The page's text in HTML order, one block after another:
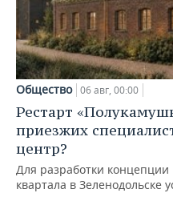
Общество 06 авг, 00:00
Рестарт
приезжих
центр?
Для разработки
квартала в Зеленодольске